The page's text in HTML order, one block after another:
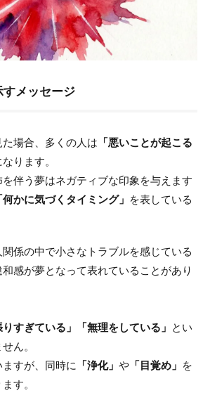
メッセージ
場合、多くの人は 「悪いことが起こる
ります。
伴う夢はネガティブな印象を与えます
何かに気づくタイミング」
を表している
係の中で小さなトラブルを感じている
感が夢となって表れていることがあり
りすぎている」「無理をしている」
とい
ん。
すが、同時に
「浄化」 や「目覚め」
を
す。